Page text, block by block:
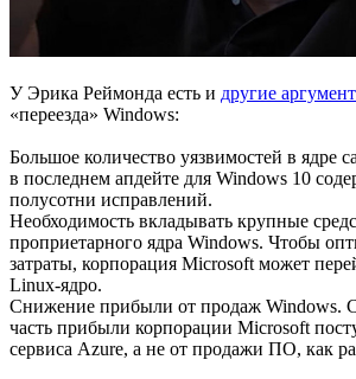
У Эрика Реймонда есть и другие
«переезда» Windows:
Большое количество уязвимостей в ядре
в последнем апдейте для Windows 10
полусотни исправлений.
Необходимость вкладывать крупные
проприетарного ядра Windows. Чтобы
затраты, корпорация Microsoft может
Linux-ядро.
Снижение прибыли от продаж Windows.
часть прибыли корпорации Microsoft
сервиса Azure, а не от продажи ПО, как